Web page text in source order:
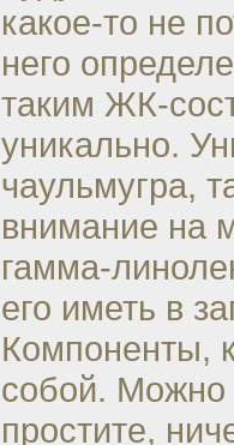
какое-то не
него
таким ЖК-
уникально.
чаульмугра,
внимание на
гамма-
его иметь в
Компоненты,
собой. Можно
простите,